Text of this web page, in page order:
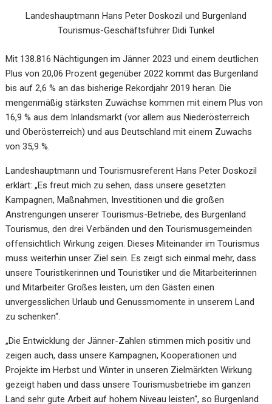
Landeshauptmann Hans Peter Doskozil und Burgenland
Tourismus-Geschäftsführer Didi Tunkel
Mit 138.816 Nächtigungen im Jänner 2023 und einem deutlichen
Plus von 20,06 Prozent gegenüber 2022 kommt das Burgenland
bis auf 2,6 % an das bisherigeRekordjahr 2019 heran. Die
mengenmäßig stärksten Zuwächse kommen mit einem Plus von
16,9 % aus dem Inlandsmarkt (vor allem aus Niederösterreich
und Oberösterreich) und ausDeutschland mit einem Zuwachs
von 35,9 %.
Landeshauptmann und Tourismusreferent Hans Peter Doskozil
erklärt: „Es freut mich zusehen, dass unsere gesetzten
Kampagnen, Maßnahmen, Investitionen und die großen
Anstrengungen unserer Tourismus-Betriebe, des Burgenland
Tourismus, den drei Verbändenund den Tourismusgemeinden
offensichtlich Wirkung zeigen. Dieses Miteinander imTourismus
muss weiterhin unser Ziel sein. Es zeigt sich einmal mehr, dass
unsereTouristikerinnen und Touristiker und die Mitarbeiterinnen
und Mitarbeiter Großes leisten, umden Gästen einen
unvergesslichen Urlaub und Genussmomente in unserem Land
zuschenken“.
„Die Entwicklung der Jänner-Zahlen stimmen mich positiv und
zeigen auch, dass unsereKampagnen, Kooperationen und
Projekte im Herbst und Winter in unseren ZielmärktenWirkung
gezeigt haben und dass unsere Tourismusbetriebe im ganzen
Land sehr gute Arbeitauf hohem Niveau leisten“, so Burgenland